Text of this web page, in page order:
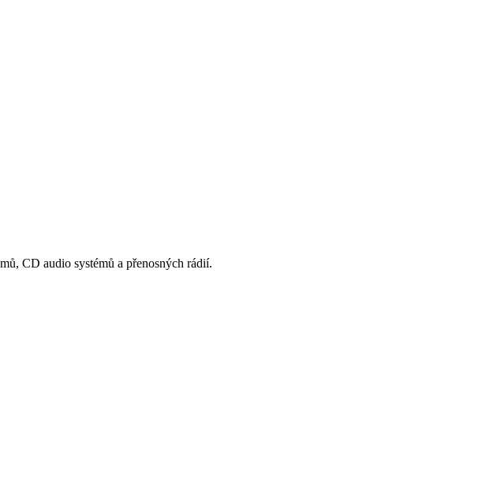
CD audio systémů a přenosných rádií.